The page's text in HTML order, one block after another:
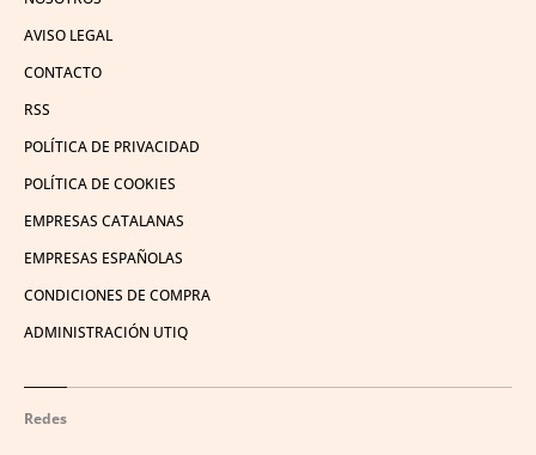
AVISO LEGAL
CONTACTO
RSS
POLÍTICA DE PRIVACIDAD
POLÍTICA DE COOKIES
EMPRESAS CATALANAS
EMPRESAS ESPAÑOLAS
CONDICIONES DE COMPRA
ADMINISTRACIÓN UTIQ
Redes